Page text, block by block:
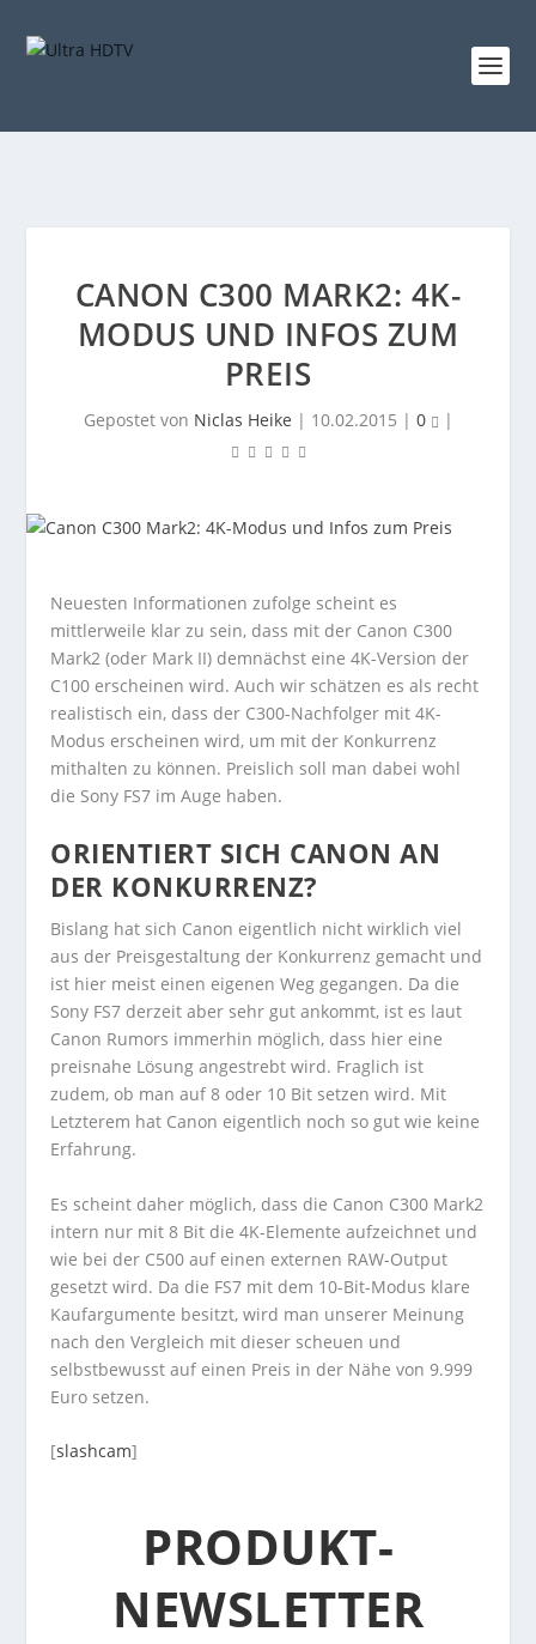
CANON C300 MARK2: 4K-
MODUS UND INFOS ZUM
PREIS
Gepostet von Niclas Heike | 10.02.2015 | 0 |
Neuesten Informationen zufolge scheint es
mittlerweile klar zu sein, dass mit der Canon C300
Mark2 (oder Mark II) demnächst eine 4K-Version der
C100 erscheinen wird. Auch wir schätzen es als recht
realistisch ein, dass der C300-Nachfolger mit 4K-
Modus erscheinen wird, um mit der Konkurrenz
mithalten zu können. Preislich soll man dabei wohl
die Sony FS7 im Auge haben.
ORIENTIERT SICH CANON AN
DER KONKURRENZ?
Bislang hat sich Canon eigentlich nicht wirklich viel
aus der Preisgestaltung der Konkurrenz gemacht und
ist hier meist einen eigenen Weg gegangen. Da die
Sony FS7 derzeit aber sehr gut ankommt, ist es laut
Canon Rumors immerhin möglich, dass hier eine
preisnahe Lösung angestrebt wird. Fraglich ist
zudem, ob man auf 8 oder 10 Bit setzen wird. Mit
Letzterem hat Canon eigentlich noch so gut wie keine
Erfahrung.
Es scheint daher möglich, dass die Canon C300 Mark2
intern nur mit 8 Bit die 4K-Elemente aufzeichnet und
wie bei der C500 auf einen externen RAW-Output
gesetzt wird. Da die FS7 mit dem 10-Bit-Modus klare
Kaufargumente besitzt, wird man unserer Meinung
nach den Vergleich mit dieser scheuen und
selbstbewusst auf einen Preis in der Nähe von 9.999
Euro setzen.
[slashcam]
PRODUKT-
NEWSLETTER